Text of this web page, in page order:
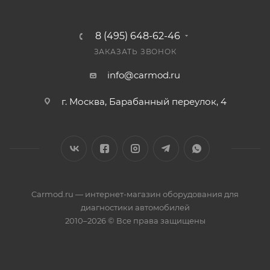
8 (495) 648-62-46
ЗАКАЗАТЬ ЗВОНОК
info@carmod.ru
г. Москва, Барабанный переулок, 4
Carmod.ru — интернет-магазин оборудования для
диагностики автомобилей
2010–2026 © Все права защищены